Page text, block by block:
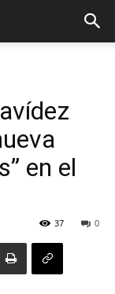
en el
0
37